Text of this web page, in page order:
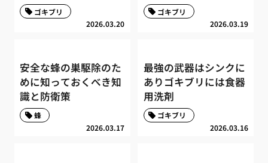
2026.03.20
ゴキブリ
2026.03.19
ゴキブリ
安全な蜂の巣駆除のた
めに知っておくべき知
識と防衛策
2026.03.17
蜂
最強の武器はシンクに
ありゴキブリには食器
用洗剤
2026.03.16
ゴキブリ